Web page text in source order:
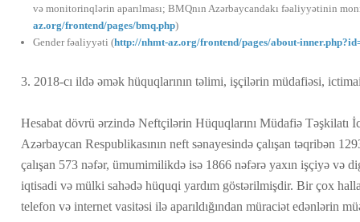
və monitorinqlərin aparılması; BMQnın Azərbaycandakı fəaliyyətinin
az.org/frontend/pages/bmq.php)
Gender fəaliyyəti (http://nhmt-az.org/frontend/pages/about-
3. 2018-cı ildə əmək hüquqlarının təlimi, işçilərin müdafiəsi,
Hesabat dövrü ərzində Neftçilərin Hüquqlarını Müdafiə Təşkilatı
Azərbaycan Respublikasının neft sənayesində çalışan təqribən
çalışan 573 nəfər, ümumimilikdə isə 1866 nəfərə yaxın işçiyə və
iqtisadi və mülki sahədə hüquqi yardım göstərilmişdir. Bir çox
telefon və internet vasitəsi ilə aparıldığından müraciət edənlərin